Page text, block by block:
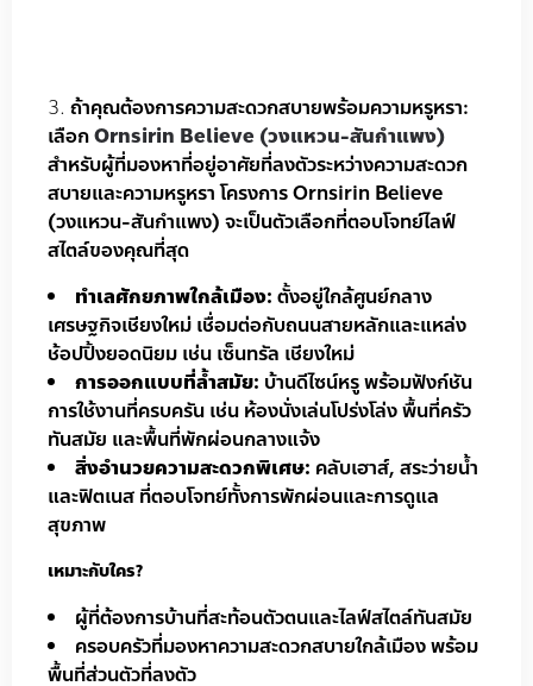
ถ้าคุณต้องการความสะดวกสบายพร้อมความหรูหรา:
เลือกOrnsirin Believe (วงแหวน-สันกำแพง)
สำหรับผู้ที่มองหาที่อยู่อาศัยที่ลงตัวระหว่างความสะดวก
สบายและความหรูหรา โครงการ Ornsirin Believe
(วงแหวน-สันกำแพง) จะเป็นตัวเลือกที่ตอบโจทย์ไลฟ์
สไตล์ของคุณที่สุด
ทำเลศักยภาพใกล้เมือง: ตั้งอยู่ใกล้ศูนย์กลาง
เศรษฐกิจเชียงใหม่ เชื่อมต่อกับถนนสายหลักและแหล่ง
ช้อปปิ้งยอดนิยม เช่น เซ็นทรัล เชียงใหม่
การออกแบบที่ล้ำสมัย: บ้านดีไซน์หรู พร้อมฟังก์ชัน
การใช้งานที่ครบครัน เช่น ห้องนั่งเล่นโปร่งโล่ง พื้นที่ครัว
ทันสมัย และพื้นที่พักผ่อนกลางแจ้ง
สิ่งอำนวยความสะดวกพิเศษ: คลับเฮาส์, สระว่ายน้ำ
และฟิตเนส ที่ตอบโจทย์ทั้งการพักผ่อนและการดูแล
สุขภาพ
เหมาะกับใคร?
ผู้ที่ต้องการบ้านที่สะท้อนตัวตนและไลฟ์สไตล์ทันสมัย
ครอบครัวที่มองหาความสะดวกสบายใกล้เมือง พร้อม
พื้นที่ส่วนตัวที่ลงตัว